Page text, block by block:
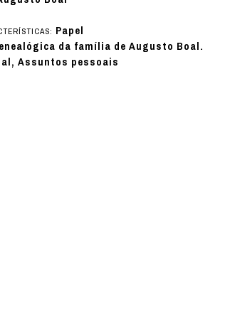
Papel
da família de Augusto Boal.
Assuntos pessoais